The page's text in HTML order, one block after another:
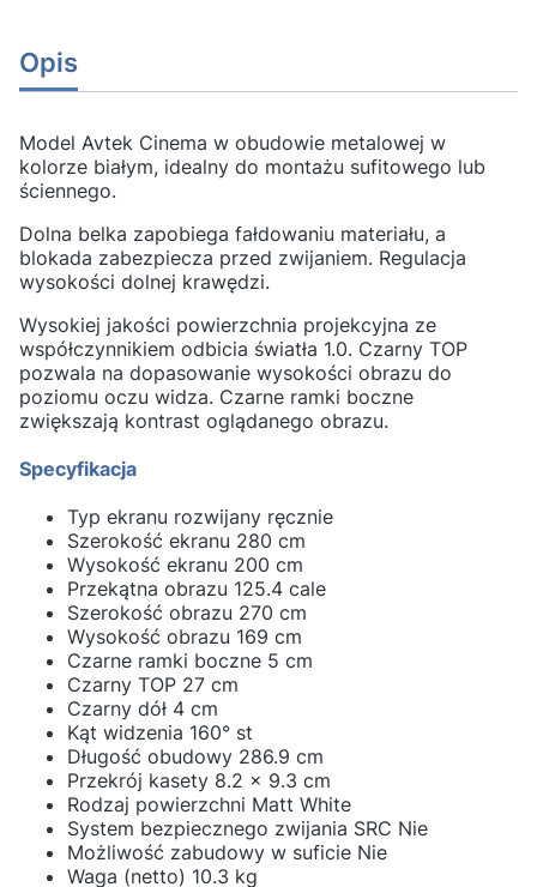
Opis
Model Avtek Cinema w obudowie metalowej w
kolorze białym, idealny do montażu sufitowego lub
ściennego.
Dolna belka zapobiega fałdowaniu materiału, a
blokada zabezpiecza przed zwijaniem. Regulacja
wysokości dolnej krawędzi.
Wysokiej jakości powierzchnia projekcyjna ze
współczynnikiem odbicia światła 1.0. Czarny TOP
pozwala na dopasowanie wysokości obrazu do
poziomu oczu widza. Czarne ramki boczne
zwiększają kontrast oglądanego obrazu.
Specyfikacja
Typ ekranu rozwijany ręcznie
Szerokość ekranu 280 cm
Wysokość ekranu 200 cm
Przekątna obrazu 125.4 cale
Szerokość obrazu 270 cm
Wysokość obrazu 169 cm
Czarne ramki boczne 5 cm
Czarny TOP 27 cm
Czarny dół 4 cm
Kąt widzenia 160° st
Długość obudowy 286.9 cm
Przekrój kasety 8.2 x 9.3 cm
Rodzaj powierzchni Matt White
System bezpiecznego zwijania SRC Nie
Możliwość zabudowy w suficie Nie
Waga (netto) 10.3 kg